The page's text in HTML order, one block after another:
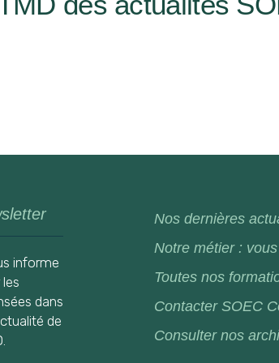
informe
dans
de
Nos dernières
Notre métier :
Toutes nos
Contacter SOEC
Consulter nos